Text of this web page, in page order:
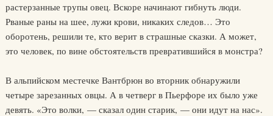
растерзанные трупы овец. Вскоре начинают гибнуть люди.
Рваные раны на шее, лужи крови, никаких следов… Это
оборотень, решили те, кто верит в страшные сказки. А может,
это человек, по вине обстоятельств превратившийся в монстра?
В альпийском местечке Вантбрюн во вторник обнаружили
четыре зарезанных овцы. А в четверг в Пьерфоре их было уже
девять. «Это волки, — сказал один старик, — они идут на нас».